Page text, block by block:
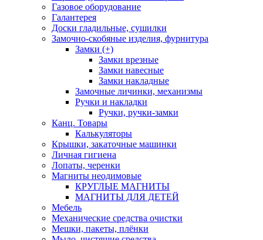
Газовое оборудование
Галантерея
Доски гладильные, сушилки
Замочно-скобяные изделия, фурнитура
Замки (+)
Замки врезные
Замки навесные
Замки накладные
Замочные личинки, механизмы
Ручки и накладки
Ручки, ручки-замки
Канц. Товары
Калькуляторы
Крышки, закаточные машинки
Личная гигиена
Лопаты, черенки
Магниты неодимовые
КРУГЛЫЕ МАГНИТЫ
МАГНИТЫ ДЛЯ ДЕТЕЙ
Мебель
Механические средства очистки
Мешки, пакеты, плёнки